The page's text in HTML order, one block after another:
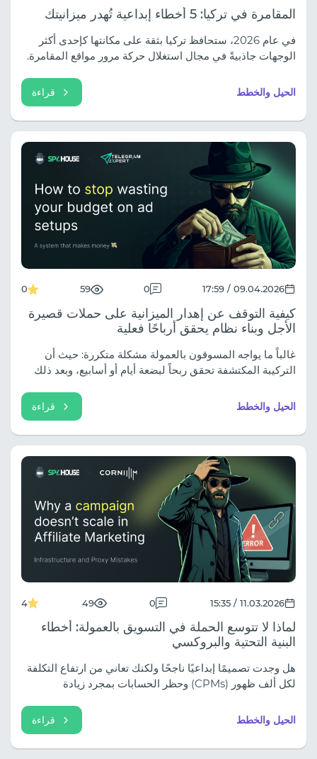
المقامرة في تركيا: 5 أخطاء إبداعية تُهدر ميزانيتك
في عام 2026، ستحافظ تركيا بثقة على مكانتها كإحدى أكثر
الوجهات جاذبيةً في مجال استغلال حركة مرور مواقع المقامرة.
للمخاطرة من أجل الربح السريع، على الرغم من الأزمة
الاقتصادية الممتدة.
الحيل والخطط قراءة
09.04.2026 / 17:59
0
59
0
كيفية التوقف عن إهدار الميزانية على حملات قصيرة
الأجل وبناء نظام يحقق أرباحًا فعلية
غالباً ما يواجه المسوقون بالعمولة مشكلة متكررة: حيث أن
التركيبة المكتشفة تحقق ربحاً لبضعة أيام أو أسابيع، وبعد ذلك
الواحدة.
الحيل والخطط قراءة
11.03.2026 / 15:35
0
49
4
لماذا لا تتوسع الحملة في التسويق بالعمولة: أخطاء
البنية التحتية والبروكسي
هل وجدت تصميمًا إبداعيًا ناجحًا ولكنك تعاني من ارتفاع التكلفة
لكل ألف ظهور (CPMs) وحظر الحسابات بمجرد زيادة
عرضك، بل تكمن في البنية التحتية الضعيفة وسوء اختيار
البروكسي. يحلل مقالنا الأخير سبب فشل بروكسيات مراكز
البيانات عند التوسع، ومخاطر التدوير العشوائي لعناوين IP
الحيل والخطط قراءة